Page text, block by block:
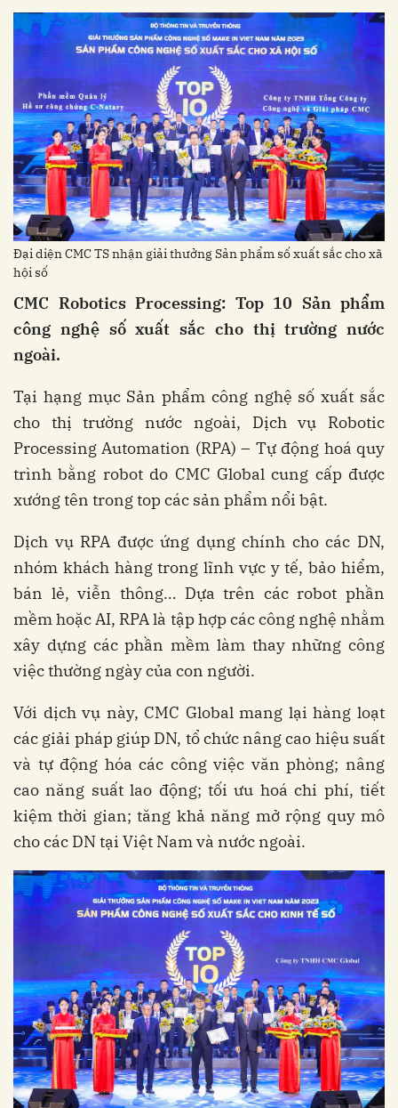
Đại diện CMC TS nhận giải thưởng Sản phẩm số xuất sắc cho xã
hội số
CMC Robotics Processing: Top 10 Sản phẩm
công nghệ số xuất sắc cho thị trường nước
ngoài.
Tại hạng mục Sản phẩm công nghệ số xuất sắc
cho thị trường nước ngoài, Dịch vụ Robotic
Processing Automation (RPA) – Tự động hoá quy
trình bằng robot do CMC Global cung cấp được
xướng tên trong top các sản phẩm nổi bật.
Dịch vụ RPA được ứng dụng chính cho các DN,
nhóm khách hàng trong lĩnh vực y tế, bảo hiểm,
bán lẻ, viễn thông… Dựa trên các robot phần
mềm hoặc AI, RPA là tập hợp các công nghệ nhằm
xây dựng các phần mềm làm thay những công
việc thường ngày của con người.
Với dịch vụ này, CMC Global mang lại hàng loạt
các giải pháp giúp DN, tổ chức nâng cao hiệu suất
và tự động hóa các công việc văn phòng; nâng
cao năng suất lao động; tối ưu hoá chi phí, tiết
kiệm thời gian; tăng khả năng mở rộng quy mô
cho các DN tại Việt Nam và nước ngoài.